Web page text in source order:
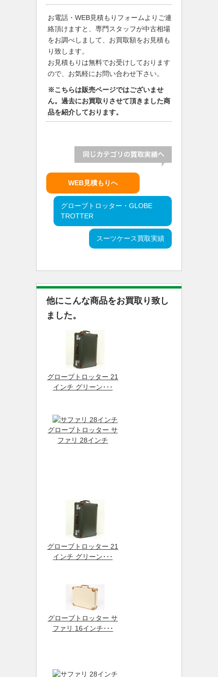
お電話・WEB見積もりフォームよりご連
絡頂けますと、専門スタッフが中古相場
をお調べしまして、お買取額をお見積も
り致します。
お見積もりは無料でお受けしております
ので、お気軽にお問い合わせ下さい。
※こちらは販売ページではございませ
ん。過去にお買取りさせて頂きました商
品を紹介しております。
WEB見積もりへ
グローブトロッター・GLOBE
TROTTER
スーツケース買取実績
他にこんな商品をお買取り致し
ました。
グローブトロッター 21
インチ グリーン･･･
グローブトロッター サ
ファリ 28インチ
グローブトロッター 21
インチ グリーン･･･
グローブトロッター サ
ファリ 16インチ･･･